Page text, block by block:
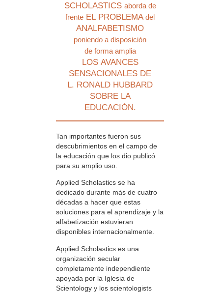
SCHOLASTICS aborda de
frente EL PROBLEMAdel
ANALFABETISMO
poniendo a disposición
de forma amplia
LOS AVANCES
SENSACIONALES DE
L. RONALD HUBBARD
SOBRE LA
EDUCACIÓN.
Tan importantes fueron sus
descubrimientos en el campo de
la educación que los dio publicó
para su amplio uso.
Applied Scholastics se ha
dedicado durante más de cuatro
décadas a hacer que estas
soluciones para el aprendizaje y la
alfabetización estuvieran
disponibles internacionalmente.
Applied Scholastics es una
organización secular
completamente independiente
apoyada por la Iglesia de
Scientology y los scientologists